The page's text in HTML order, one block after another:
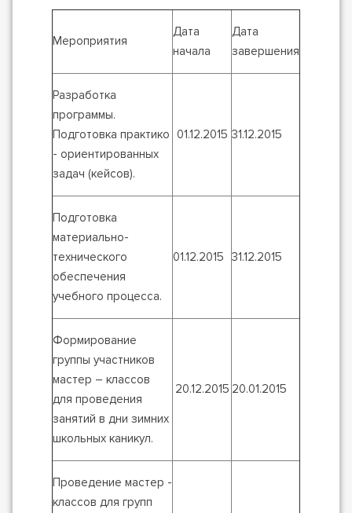
Мероприятия
Дата
начала
Дата
завершения
Разработка
программы.
Подготовка практико
- ориентированных
задач (кейсов).
01.12.2015 31.12.2015
Подготовка
материально-
технического
обеспечения
учебного процесса.
01.12.2015 31.12.2015
Формирование
группы участников
мастер – классов
для проведения
занятий в дни зимних
школьных каникул.
20.12.2015 20.01.2015
Проведение мастер -
классов для групп